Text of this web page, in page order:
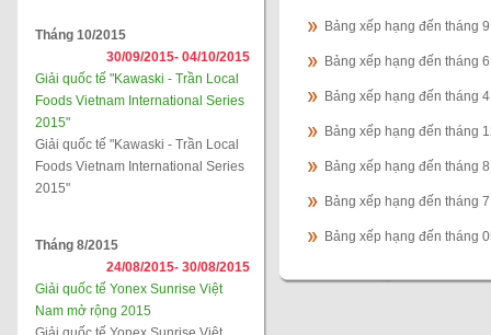
Tháng 10/2015
30/09/2015- 04/10/2015
Giải quốc tế "Kawaski - Trần Local
Foods Vietnam International Series
2015"
Giải quốc tế "Kawaski - Trần Local
Foods Vietnam International Series
2015"
Tháng 8/2015
24/08/2015- 30/08/2015
Giải quốc tế Yonex Sunrise Việt
Nam mở rộng 2015
Bảng xếp hạng đến tháng
Bảng xếp hạng đến tháng
Bảng xếp hạng đến tháng
Bảng xếp hạng đến tháng
Bảng xếp hạng đến tháng
Bảng xếp hạng đến tháng
Bảng xếp hạng đến tháng